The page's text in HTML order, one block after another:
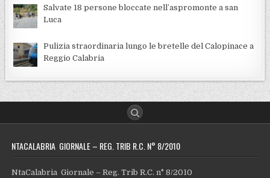
Salvate 18 persone bloccate nell’aspromonte a san
Luca
Pulizia straordinaria lungo le bretelle del Calopinace a
Reggio Calabria
NTACALABRIA GIORNALE – REG. TRIB R.C. N° 8/2010
NtaCalabria Giornale – Reg. Trib R.C. n° 8/2010